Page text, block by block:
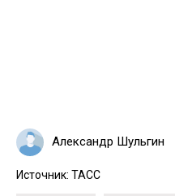
Александр Шульгин
Источник: ТАСС